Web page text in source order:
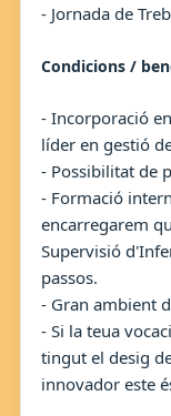
- Jornada de
Condicions /
- Incorporació
líder en gestió
- Possibilitat de
- Formació
encarregarem
Supervisió
passos.
- Gran ambient
- Si la teua
tingut el desig
innovador este